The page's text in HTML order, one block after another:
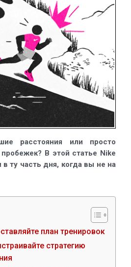
расстояния или просто
В этой статье Nike
ту часть дня, когда вы не на
план тренировок
стратегию